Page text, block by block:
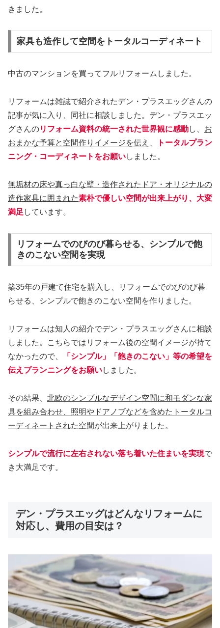
きました。
家具も造作して空間をトータルコーディネート
中古のマンションを買ってフルリフォームしました。
リフォームは雑誌で紹介されたデン・プラスエッグさんの
記事が気に入り、同社に相談しました。デン・プラスエッ
グさんのリフォーム資料の統一された世界観に感動し、 お
おまかな予算と空間作りイメージを伝え
トータルプラン
ニング・コーディネートをお願いしました。
無垢材の床や真っ白な壁・造作されたドア・オリジナルの
造作家具に囲まれた素朴で優しい空間が出来上がり、大変
満足 しています。
リフォームでのびのび暮らせる、シンプルで飽
きのこない空間を実現
築35年の戸建て住宅を購入し、リフォームでのびのび暮
らせる、シンプルで飽きのこない空間を作りました。
リフォームは知人の紹介でデン・プラスエッグさんに相談
しました。こちらではリフォーム後の空間イメージが持て
なかったので、
「シンプル」「飽きのこない」等の希望を
伝えプランニングをお願いしました。
その結果、 北欧のシンプルなデザイン空間に和モダンな家
具を組み合わせ、照明やドアノブなどを含めたトータルコ
ーディネートされた空間が出来上がりました。
シンプルで流行に左右されない落ち着いた住まいを実現で
き大満足です。
デン・プラスエッグはどんなリフォームに
対応し、費用の目安は？